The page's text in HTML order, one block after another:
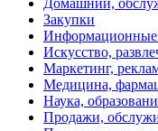
Закупки
Информационные
Искусство,
Маркетинг,
Медицина,
Наука,
Продажи,